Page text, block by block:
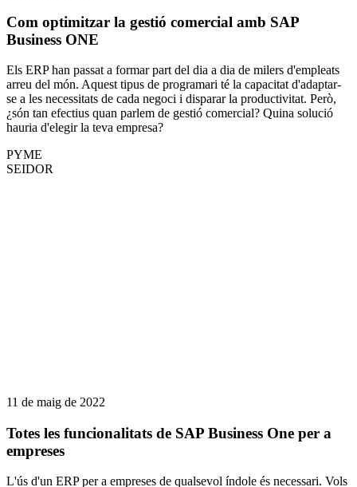
Com optimitzar la gestió comercial amb SAP
Business ONE
Els ERP han passat a formar part del dia a dia de milers d'empleats
arreu del món. Aquest tipus de programari té la capacitat d'adaptar-
se a les necessitats de cada negoci i disparar la productivitat. Però,
¿són tan efectius quan parlem de gestió comercial? Quina solució
hauria d'elegir la teva empresa?
PYME
SEIDOR
11 de maig de 2022
Totes les funcionalitats de SAP Business One per a
empreses
L'ús d'un ERP per a empreses de qualsevol índole és necessari. Vols